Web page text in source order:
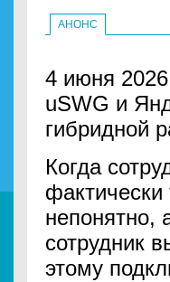
АНОНС
4 июня
uSWG и
гибридной
Когда
фактически
непонятно,
сотрудник
этому